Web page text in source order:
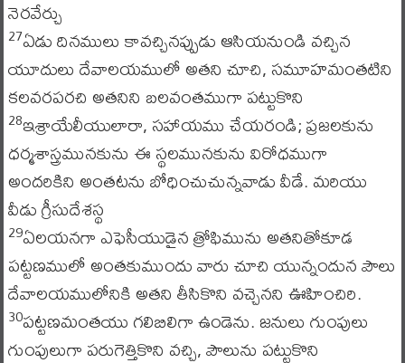
నెరవేర్చు
27ఏడు దినములు కావచ్చినప్పుడు ఆసియనుండి వచ్చిన
యూదులు దేవాలయములో అతని చూచి, సమూహమంతటిని
కలవరపరచి అతనిని బలవంతముగా పట్టుకొని
28ఇశ్రాయేలీయులారా, సహాయము చేయరండి; ప్రజలకును
ధర్మశాస్త్రమునకును ఈ స్థలమునకును విరోధముగా
అందరికిని అంతటను బోధించుచున్నవాడు వీడే. మరియు
వీడు గ్రీసుదేశస్థ
29ఏలయనగా ఎఫెసీయుడైన త్రోఫిమును అతనితోకూడ
పట్టణములో అంతకుముందు వారు చూచి యున్నందున పౌలు
దేవాలయములోనికి అతని తీసికొని వచ్చెనని ఊహించిరి.
30పట్టణమంతయు గలిబిలిగా ఉండెను. జనులు గుంపులు
గుంపులుగా పరుగెత్తికొని వచ్చి, పౌలును పట్టుకొని